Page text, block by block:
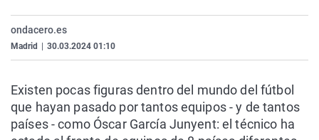
ondacero.es
Madrid 30.03.2024 01:10
Existen pocas figuras dentro del mundo del fútbol
que hayan pasado por tantos equipos - y de tantos
países - como Óscar García Junyent: el técnico ha